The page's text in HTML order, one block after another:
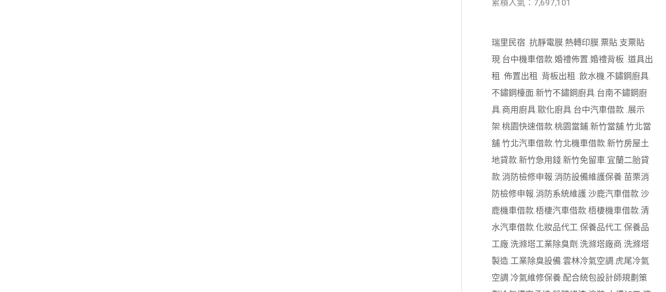
累積人氣：7,697,101
瑞里民宿 .抗靜電膜.熱轉印膜.票貼.支票貼
現.台中機車借款.婚禮佈置.婚禮背板 .道具出
租 .佈置出租 .背板出租 .飲水機.不鏽鋼廚具.
不鏽鋼檯面.新竹不鏽鋼廚具.台南不鏽鋼廚
具.商用廚具.歐化廚具.台中汽車借款 .展示
架.桃園快速借款.桃園當鋪.新竹當舖.竹北當
舖.竹北汽車借款.竹北機車借款.新竹房屋土
地貸款.新竹急用錢.新竹免留車.宜蘭二胎貸
款.消防檢修申報.消防設備維護保養.苗栗消
防檢修申報.消防系統維護.沙鹿汽車借款.沙
鹿機車借款.梧棲汽車借款.梧棲機車借款.清
水汽車借款.化妝品代工.保養品代工.保養品
工廠.洗滌塔工業除臭劑 .洗滌塔廠商.洗滌塔
製造.工業除臭設備.雲林冷氣空調.虎尾冷氣
空調.冷氣維修保養.配合統包設計師規劃策